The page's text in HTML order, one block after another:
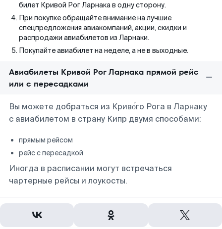
билет Кривой Рог Ларнака в одну сторону.
При покупке обращайте внимание на лучшие
спецпредложения авиакомпаний, акции, скидки и
распродажи авиабилетов из Ларнаки.
Покупайте авиабилет на неделе, а не в выходные.
Авиабилеты Кривой Рог Ларнака прямой рейс
или с пересадками
Вы можете добраться из Криво́го Рога в Ларнаку
с авиабилетом в страну Кипр двумя способами:
прямым рейсом
рейс с пересадкой
Иногда в расписании могут встречаться
чартерные рейсы и лоукосты.